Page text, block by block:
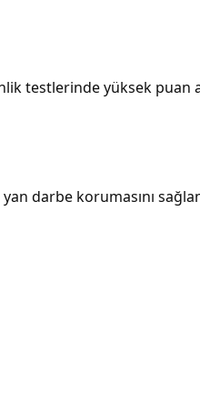
testlerinde yüksek puan
darbe korumasını